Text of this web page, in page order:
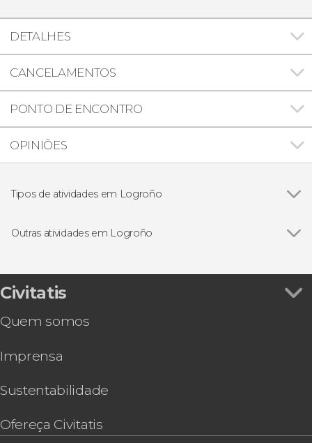
DETALHES
CANCELAMENTOS
PONTO DE ENCONTRO
OPINIÕES
Tipos de atividades em Logroño
Outras atividades em Logroño
Civitatis
Quem somos
Imprensa
Sustentabilidade
Ofereça Civitatis